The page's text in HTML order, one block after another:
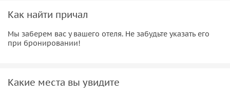
Как найти причал
Мы заберем вас у вашего отеля. Не забудьте указать его
при бронировании!
Какие места вы увидите